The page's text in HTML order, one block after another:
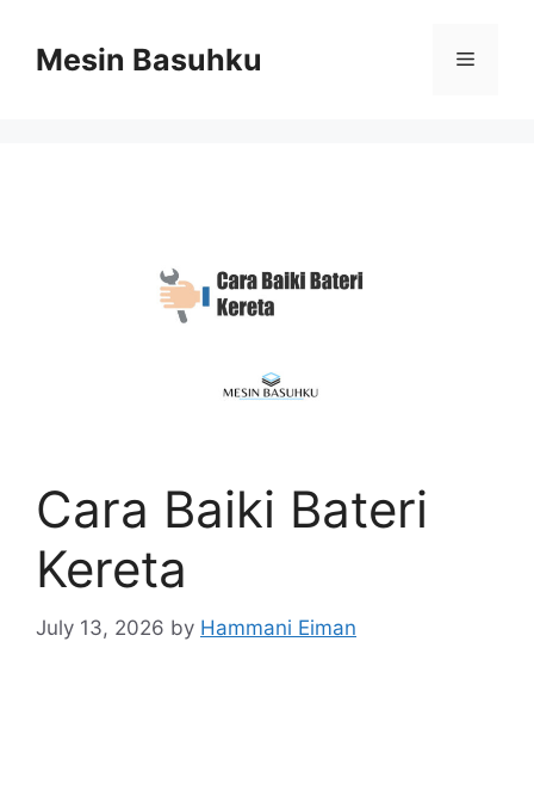
contentMesin Basuhku Menu
Cara Baiki Bateri
Kereta
July 13, 2026 by Hammani Eiman